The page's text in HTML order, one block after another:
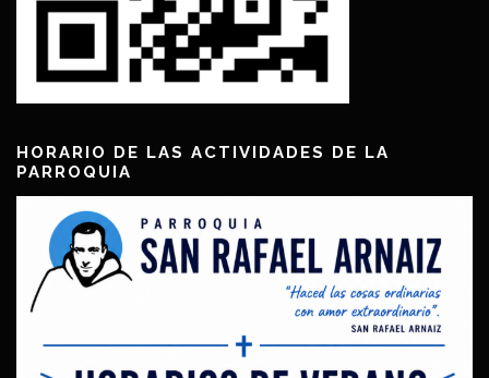
HORARIO DE LAS ACTIVIDADES DE LA
PARROQUIA